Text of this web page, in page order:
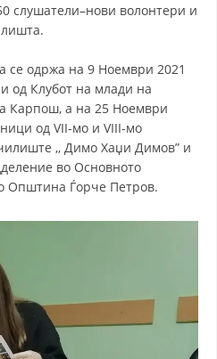
МАТЕРИЈАЛИ
слушатели–нови волонтери и
се одржа на 9 Ноември 2021
од Клубот на млади на
Карпош, а на 25 Ноември
од VII-мо и VIII-мо
,, Димо Хаџи Димов” и
во Основното
Општина Ѓорче Петров.